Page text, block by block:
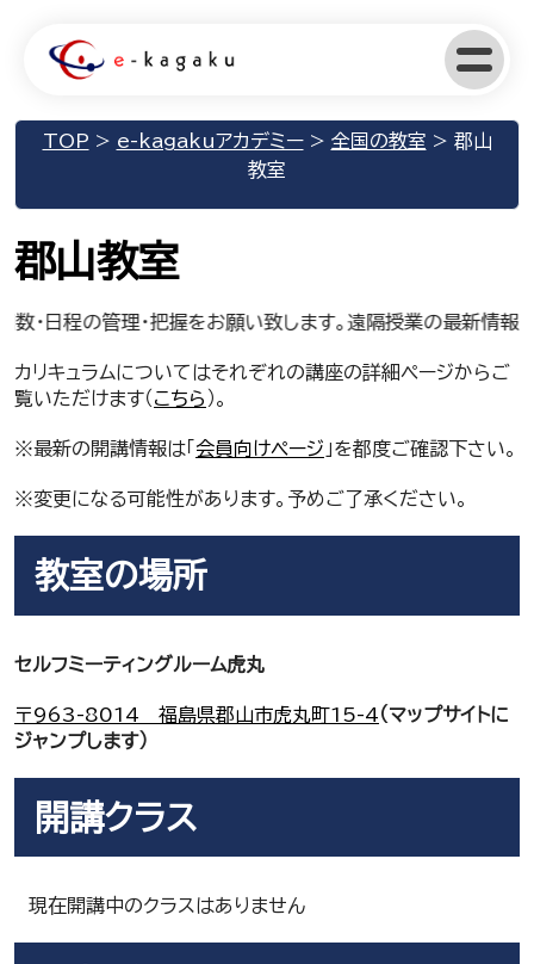
TOP > e-kagakuアカデミー > 全国の教室 > 郡山
教室
郡山教室
数・日程の管理・把握をお願い致します。遠隔授業の最新情
カリキュラムについてはそれぞれの講座の詳細ページからご
覧いただけます（ こちら ）。
※最新の開講情報は「 会員向けページ 」を都度ご確認下さい。
※変更になる可能性があります。予めご了承ください。
教室の場所
セルフミーティングルーム虎丸
〒963-8014 福島県郡山市虎丸町15-4（マップサイトに
ジャンプします）
開講クラス
現在開講中のクラスはありません